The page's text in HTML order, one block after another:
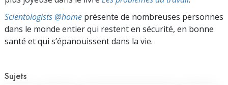
Scientologists @home présente de nombreuses personnes
dans le monde entier qui restent en sécurité, en bonne
santé et qui s’épanouissent dans la vie.
Sujets